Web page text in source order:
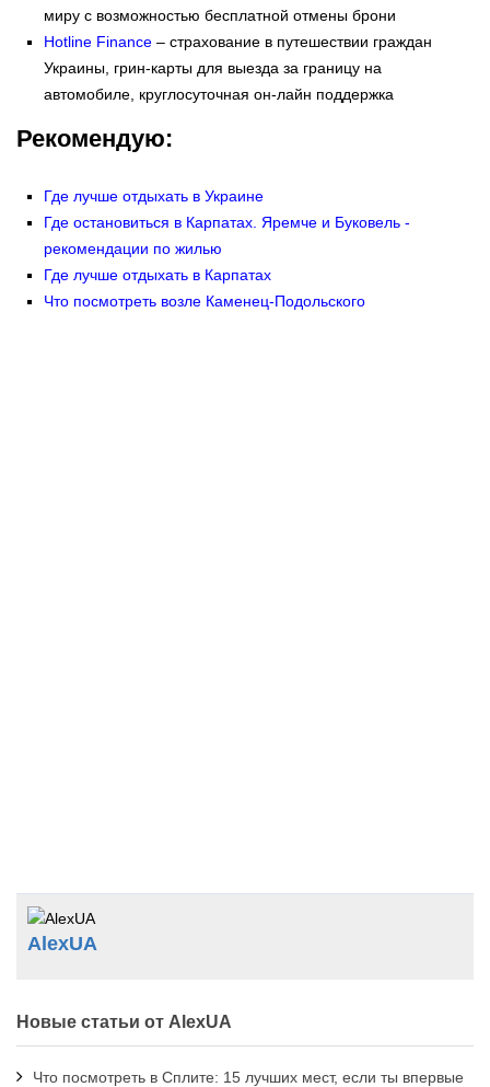
миру с возможностью бесплатной отмены брони
Hotline Finance – страхование в путешествии граждан
Украины, грин-карты для выезда за границу на
автомобиле, круглосуточная он-лайн поддержка
Рекомендую:
Где лучше отдыхать в Украине
Где остановиться в Карпатах. Яремче и Буковель -
рекомендации по жилью
Где лучше отдыхать в Карпатах
Что посмотреть возле Каменец-Подольского
AlexUA
Новые статьи от AlexUA
Что посмотреть в Сплите: 15 лучших мест, если ты впервые